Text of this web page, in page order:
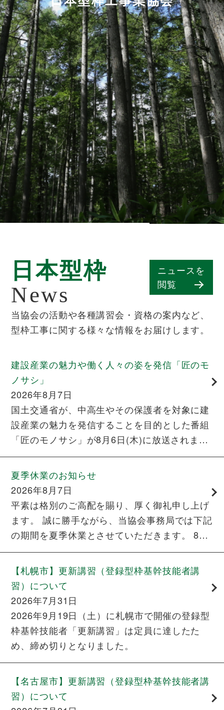
日本型枠
News
当協会の活動や各種講習会・資格の案内など、
型枠工事に関する様々な情報をお届けします。
ニュースを
閲覧
建設産業の魅力や働く人々の姿を発信「匠のモ
ノサシ」
2026年8月7日
国土交通省が、中高生やその保護者を対象に建
設産業の魅力を発信することを目的とした番組
「匠のモノサシ」が8月6日(木)に放送されまし
た。 ▼映像はこちらからご覧いただけます
「匠のモノサシ」 セパレータ […]
夏季休業のお知らせ
2026年8月7日
平素は格別のご高配を賜り、厚く御礼申し上げ
ます。 誠に勝手ながら、当協会事務局では下記
の期間を夏季休業とさせていただきます。 8月
17日(月)より業務を再開いたします。 休業期
間: 8月8日(土)から […]
【札幌市】更新講習（登録型枠基幹技能者講
習）について
2026年7月31日
2026年9月19日（土）に札幌市で開催の登録型
枠基幹技能者「更新講習」は定員に達したた
め、締め切りとなりました。
【名古屋市】更新講習（登録型枠基幹技能者講
習）について